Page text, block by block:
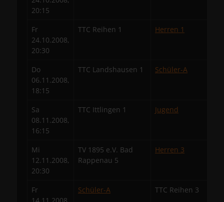
20:15
Fr
24.10.2008,
20:30
TTC Reihen 1 Herren 1
Do
06.11.2008,
18:15
TTC Landshausen 1 Schüler-A
Sa
08.11.2008,
16:15
TTC Ittlingen 1 Jugend
Mi
12.11.2008,
20:30
TV 1895 e.V. Bad
Rappenau 5
Herren 3
Fr
Schüler-A TTC Reihen 3